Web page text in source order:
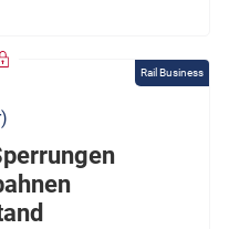
Rail Business